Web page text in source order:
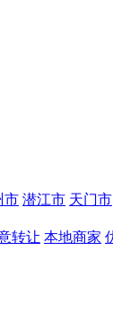
市 潜江市 天门市
转让 本地商家